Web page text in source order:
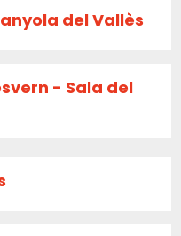
del Vallès
- Sala del